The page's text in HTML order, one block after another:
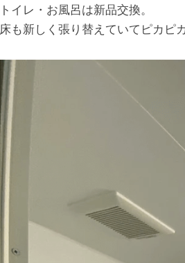
トイレ・お風呂は新品交換。
床も新しく張り替えていてピカピ